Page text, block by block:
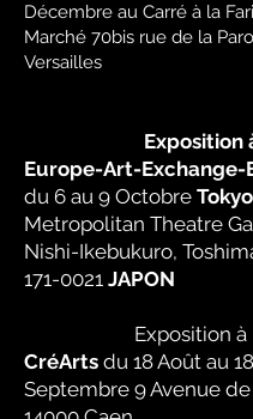
Décembre au Carré à la
Marché 70bis rue de la
Versailles
Exposition à
Europe-Art-Exchange-
du 6 au 9 Octobre Tokyo
Metropolitan Theatre
Nishi-Ikebukuro,
171-0021 JAPON
Exposition à
CréArts du 18 Août au 18
Septembre 9 Avenue